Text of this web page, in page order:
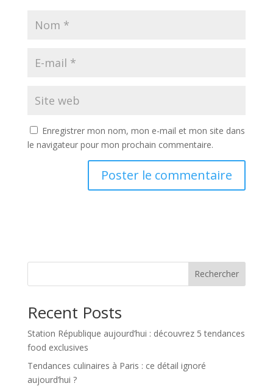
Enregistrer mon nom, mon e-mail et mon site dans
le navigateur pour mon prochain commentaire.
Rechercher
Recent Posts
Station République aujourd’hui : découvrez 5 tendances
food exclusives
Tendances culinaires à Paris : ce détail ignoré
aujourd’hui ?